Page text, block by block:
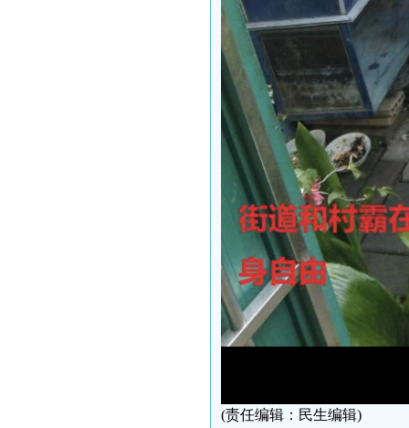
(责任编辑：民生编辑)